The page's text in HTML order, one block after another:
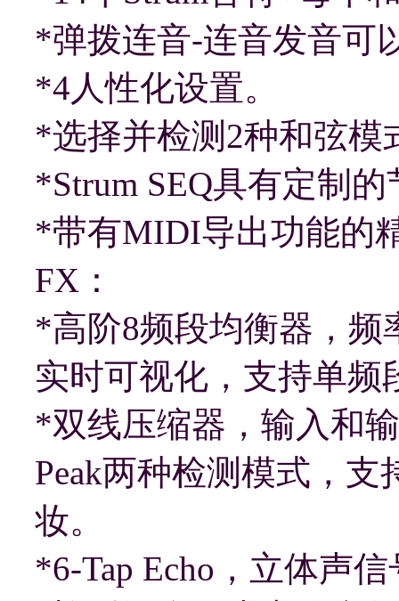
*弹拨连音-连音发音可
*4人性化设置。
*选择并检测2种和弦模
*Strum SEQ具有定制的
*带有MIDI导出功能的
FX：
*高阶8频段均衡器，频
实时可视化，支持单频
*双线压缩器，输入和
Peak两种检测模式，
妆。
*6-Tap Echo，立体声